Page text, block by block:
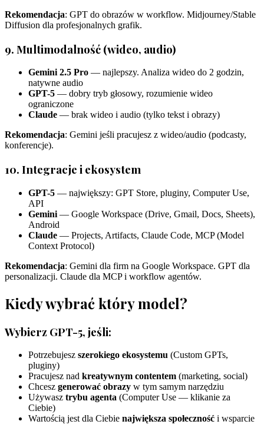
Rekomendacja: GPT do obrazów w workflow. Midjourney/Stable
Diffusion dla profesjonalnych grafik.
9. Multimodalność (wideo, audio)
Gemini 2.5 Pro — najlepszy. Analiza wideo do 2 godzin,
natywne audio
GPT-5 — dobry tryb głosowy, rozumienie wideo
ograniczone
Claude — brak wideo i audio (tylko tekst i obrazy)
Rekomendacja: Gemini jeśli pracujesz z wideo/audio (podcasty,
konferencje).
10. Integracje i ekosystem
GPT-5 — największy: GPT Store, pluginy, Computer Use,
API
Gemini — Google Workspace (Drive, Gmail, Docs, Sheets),
Android
Claude — Projects, Artifacts, Claude Code, MCP (Model
Context Protocol)
Rekomendacja: Gemini dla firm na Google Workspace. GPT dla
personalizacji. Claude dla MCP i workflow agentów.
Kiedy wybrać który model?
Wybierz GPT-5, jeśli:
Potrzebujesz szerokiego ekosystemu (Custom GPTs,
pluginy)
Pracujesz nad kreatywnym contentem (marketing, social)
Chcesz generować obrazy w tym samym narzędziu
Używasz trybu agenta (Computer Use — klikanie za
Ciebie)
Wartością jest dla Ciebie największa społeczność i wsparcie